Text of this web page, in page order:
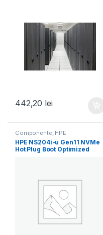
442,20 lei
Componente HPE
HPE NS204i-u Gen11 NVMe
Hot Plug Boot Optimized